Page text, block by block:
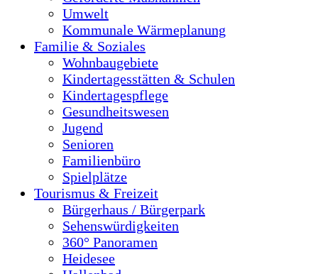
Umwelt
Kommunale Wärmeplanung
Familie & Soziales
Wohnbaugebiete
Kindertagesstätten & Schulen
Kindertagespflege
Gesundheitswesen
Jugend
Senioren
Familienbüro
Spielplätze
Tourismus & Freizeit
Bürgerhaus / Bürgerpark
Sehenswürdigkeiten
360° Panoramen
Heidesee